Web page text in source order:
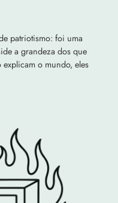
patriotismo: foi uma
a grandeza dos que
o mundo, eles